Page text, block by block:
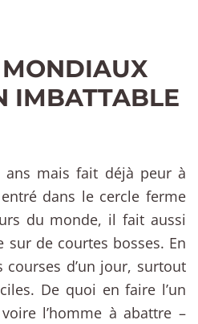
IMBATTABLE
ans mais fait déjà peur à
dans le cercle ferme
du monde, il fait aussi
sur de courtes bosses. En
d’un jour, surtout
De quoi en faire l’un
l’homme à abattre –